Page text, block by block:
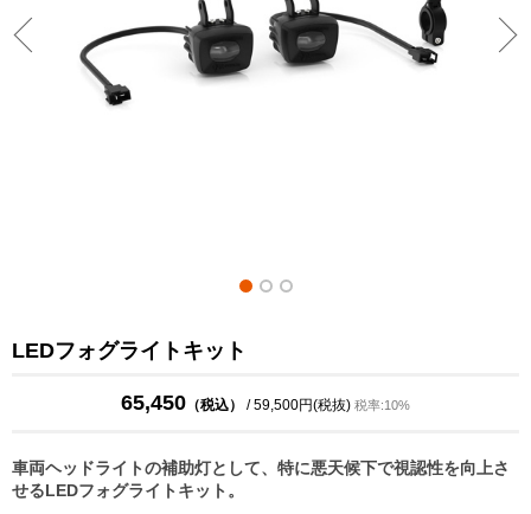
LEDフォグライトキット
65,450 （税込） / 59,500円(税抜) 税率:10%
車両ヘッドライトの補助灯として、特に悪天候下で視認性を向上さ
せるLEDフォグライトキット。